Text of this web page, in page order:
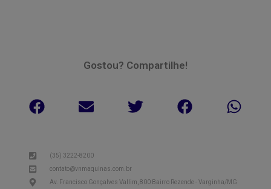
Gostou? Compartilhe!
(35) 3222-8200
contato@vnmaquinas.com.br
Av. Francisco Gonçalves Vallim, 800 Bairro Rezende - Varginha/MG